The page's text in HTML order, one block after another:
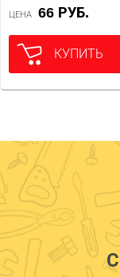
ЦЕНА 66 РУБ.
КУПИТЬ